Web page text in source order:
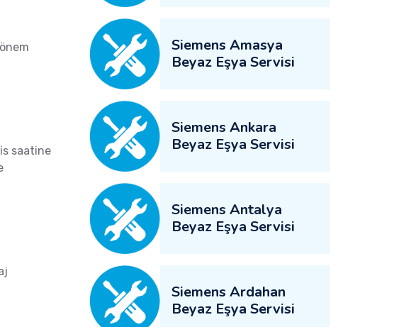
saatine
Siemens Amasya
Beyaz Eşya Servisi
Siemens Ankara
Beyaz Eşya Servisi
Siemens Antalya
Beyaz Eşya Servisi
Siemens Ardahan
Beyaz Eşya Servisi